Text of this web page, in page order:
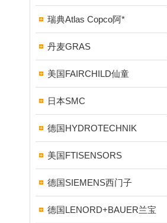
瑞典Atlas Copco阿*
丹麦GRAS
美国FAIRCHILD仙童
日本SMC
德国HYDROTECHNIK
美国FTISENSORS
德国SIEMENS西门子
德国LENORD+BAUER兰宝